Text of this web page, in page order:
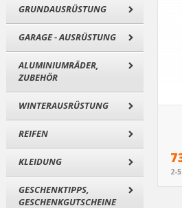
GRUNDAUSRÜSTUNG
GARAGE - AUSRÜSTUNG
ALUMINIUMRÄDER,
ZUBEHÖR
WINTERAUSRÜSTUNG
REIFEN
KLEIDUNG
GESCHENKTIPPS,
GESCHENKGUTSCHEINE
2-